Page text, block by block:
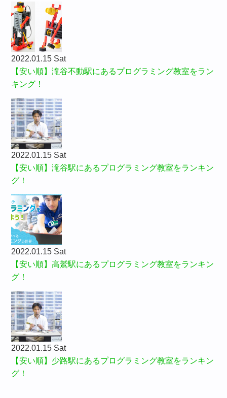
2022.01.15 Sat
【安い順】滝谷不動駅にあるプログラミング教室をラン
キング！
2022.01.15 Sat
【安い順】滝谷駅にあるプログラミング教室をランキン
グ！
2022.01.15 Sat
【安い順】高鷲駅にあるプログラミング教室をランキン
グ！
2022.01.15 Sat
【安い順】少路駅にあるプログラミング教室をランキン
グ！